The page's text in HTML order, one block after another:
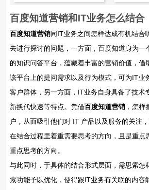
百度知道营销和IT业务怎么结合
百度知道营销同IT业务之间怎样达成有机结合
去进行探讨的问题，一方面，百度知道身为一
的知识问答平台，蕴藏着丰富的营销价值，借
该平台上的提问需求以及行为模式，可为IT业
客户群体，另一方面，IT业务自身具备了技术
新换代快速等特点。凭借百度知道营销 ，怎
户，从而吸引他们对 IT 产品以及服务的关注
在结合过程里着重需要思考的方向，且是重点
重点思考的方向。
与此同时，于具体的结合形式层面，需思索怎
索功能予以优化，使得跟IT业务有关联的内容